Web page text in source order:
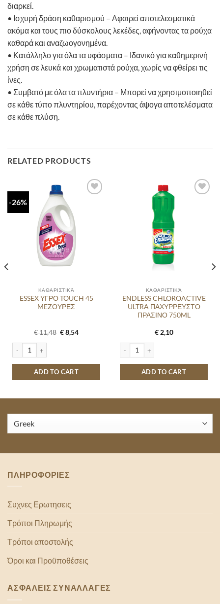
διαρκεί.
• Ισχυρή δράση καθαρισμού – Αφαιρεί αποτελεσματικά
ακόμα και τους πιο δύσκολους λεκέδες, αφήνοντας τα ρούχα
καθαρά και αναζωογονημένα.
• Κατάλληλο για όλα τα υφάσματα – Ιδανικό για καθημερινή
χρήση σε λευκά και χρωματιστά ρούχα, χωρίς να φθείρει τις
ίνες.
• Συμβατό με όλα τα πλυντήρια – Μπορεί να χρησιμοποιηθεί
σε κάθε τύπο πλυντηρίου, παρέχοντας άψογα αποτελέσματα
σε κάθε πλύση.
RELATED PRODUCTS
-26%
αγαπημένα
ΚΑΘΑΡΙΣΤΙΚΆ
ESSEX ΥΓΡΟ TOUCH 45
MEZΟΥΡΕΣ
€11,48 Original
price
€8,54Current
ESSEX ΥΓΡΟ TOUCH 45 MEZΟΥΡΕΣ quantity
ADD TO CART
ΚΑΘΑΡΙΣΤΙΚΆ
ENDLESS CHLOROACTIVE
ULTRA ΠΑΧΥΡΡΕΥΣΤΟ
ΠΡΑΣΙΝΟ 750ML
€2,10
ENDLESS CHLOROACTIVE
ADD TO CART
105ΜΕΖ quantity
ΠΛΗΡΟΦΟΡΙΕΣ
Συχνες Ερωτησεις
Τρόποι Πληρωμής
Τρόποι αποστολής
Όροι και Προϋποθέσεις
ΑΣΦΑΛΕΙΣ ΣΥΝΑΛΛΑΓΕΣ